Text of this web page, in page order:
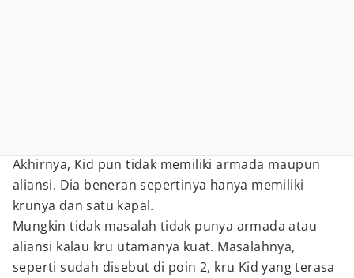
Akhirnya, Kid pun tidak memiliki armada maupun
aliansi. Dia beneran sepertinya hanya memiliki
krunya dan satu kapal.
Mungkin tidak masalah tidak punya armada atau
aliansi kalau kru utamanya kuat. Masalahnya,
seperti sudah disebut di poin 2, kru Kid yang terasa